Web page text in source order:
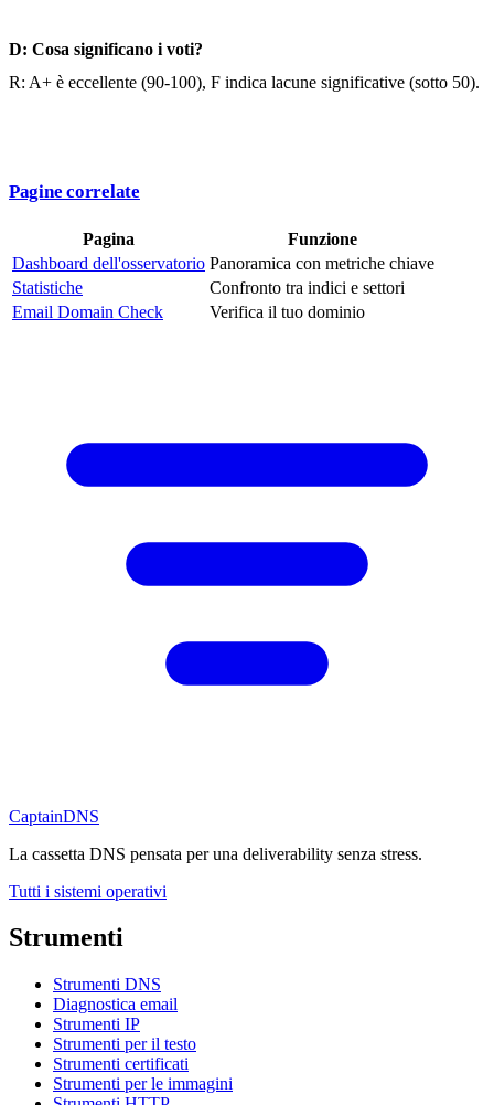
D: Cosa significano i voti?
R: A+ è eccellente (90-100), F indica lacune significative (sotto 50).
Pagine correlate
Pagina
Funzione
Dashboard dell'osservatorio Panoramica con metriche chiave
Statistiche
Confronto tra indici e settori
Email Domain Check
Verifica il tuo dominio
CaptainDNS
La cassetta DNS pensata per una deliverability senza stress.
Tutti i sistemi operativi
Strumenti
Strumenti DNS
Diagnostica email
Strumenti IP
Strumenti per il testo
Strumenti certificati
Strumenti per le immagini